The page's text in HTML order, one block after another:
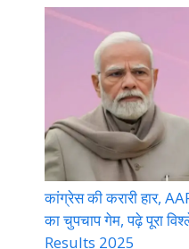
कांग्रेस की करारी हार,
का चुपचाप गेम, पढ़े पूरा
Results 2025